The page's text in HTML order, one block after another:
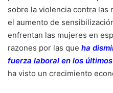
sobre la violencia contra las
el aumento de
enfrentan las mujeres en
razones por las que ha
fuerza laboral en los
ha visto un crecimiento